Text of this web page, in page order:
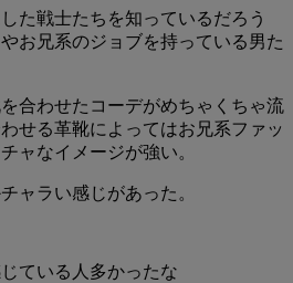
た戦士たちを知っているだろう
お兄系のジョブを持っている男た
合わせたコーデがめちゃくちゃ流
せる革靴によってはお兄系ファッ
ャなイメージが強い。
ャラい感じがあった。
ている人多かったな